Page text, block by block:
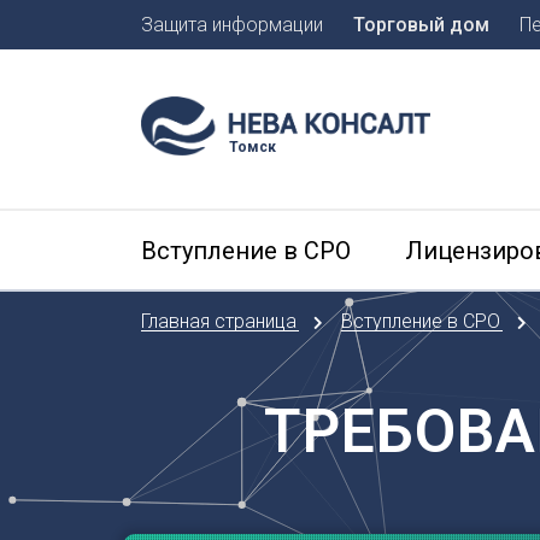
Б
Барнаул
В
Защита информации Торговый дом
Томск
Вступление в СРО
Главная страница Вступление в СРО